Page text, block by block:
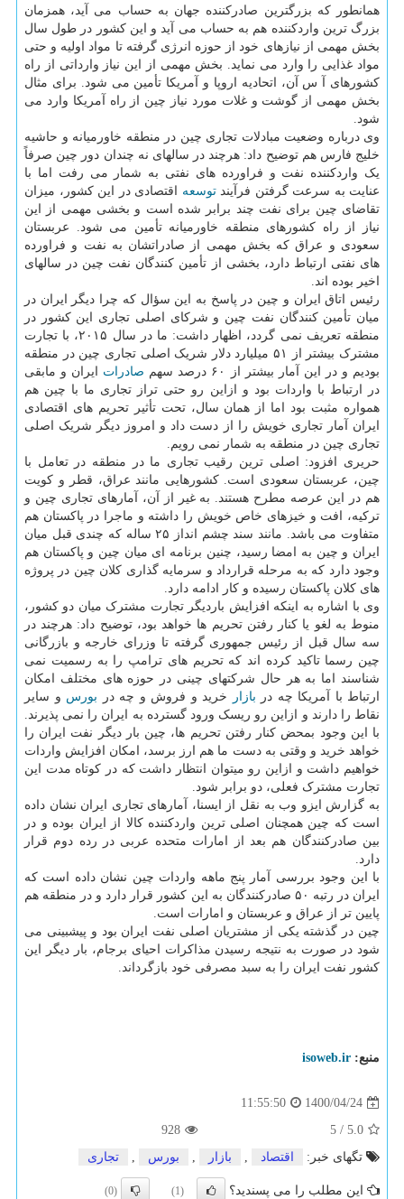
همانطور که بزرگترین صادرکننده جهان به حساب می آید، همزمان
بزرگ ترین واردکننده هم به حساب می آید و این کشور در طول سال
بخش مهمی از نیازهای خود از حوزه انرژی گرفته تا مواد اولیه و حتی
مواد غذایی را وارد می نماید. بخش مهمی از این نیاز وارداتی از راه
کشورهای آ س آن، اتحادیه اروپا و آمریکا تأمین می شود. برای مثال
بخش مهمی از گوشت و غلات مورد نیاز چین از راه آمریکا وارد می
شود.
وی درباره وضعیت مبادلات تجاری چین در منطقه خاورمیانه و حاشیه
خلیج فارس هم توضیح داد: هرچند در سالهای نه چندان دور چین صرفاً
یک واردکننده نفت و فراورده های نفتی به شمار می رفت اما با
عنایت به سرعت گرفتن فرآیندتوسعه اقتصادی در این کشور، میزان
تقاضای چین برای نفت چند برابر شده است و بخشی مهمی از این
نیاز از راه کشورهای منطقه خاورمیانه تأمین می شود. عربستان
سعودی و عراق که بخش مهمی از صادراتشان به نفت و فراورده
های نفتی ارتباط دارد، بخشی از تأمین کنندگان نفت چین در سالهای
اخیر بوده اند.
رئیس اتاق ایران و چین در پاسخ به این سؤال که چرا دیگر ایران در
میان تأمین کنندگان نفت چین و شرکای اصلی تجاری این کشور در
منطقه تعریف نمی گردد، اظهار داشت: ما در سال ۲۰۱۵، با تجارت
مشترک بیشتر از ۵۱ میلیارد دلار شریک اصلی تجاری چین در منطقه
بودیم و در این آمار بیشتر از ۶۰ درصد سهم
صادرات ایران و مابقی
در ارتباط با واردات بود و ازاین رو حتی تراز تجاری ما با چین هم
همواره مثبت بود اما از همان سال، تحت تأثیر تحریم های اقتصادی
ایران آمار تجاری خویش را از دست داد و امروز دیگر شریک اصلی
تجاری چین در منطقه به شمار نمی رویم.
حریری افزود: اصلی ترین رقیب تجاری ما در منطقه در تعامل با
چین، عربستان سعودی است. کشورهایی مانند عراق، قطر و کویت
هم در این عرصه مطرح هستند. به غیر از آن، آمارهای تجاری چین و
ترکیه، افت و خیزهای خاص خویش را داشته و ماجرا در پاکستان هم
متفاوت می باشد. مانند سند چشم انداز ۲۵ ساله که چندی قبل میان
ایران و چین به امضا رسید، چنین برنامه ای میان چین و پاکستان هم
وجود دارد که به مرحله قرارداد و سرمایه گذاری کلان چین در پروژه
های کلان پاکستان رسیده و کار ادامه دارد.
وی با اشاره به اینکه افزایش باردیگر تجارت مشترک میان دو کشور،
منوط به لغو یا کنار رفتن تحریم ها خواهد بود، توضیح داد: هرچند در
سه سال قبل از رئیس جمهوری گرفته تا وزرای خارجه و بازرگانی
چین رسما تاکید کرده اند که تحریم های ترامپ را به رسمیت نمی
شناسند اما به هر حال شرکتهای چینی در حوزه های مختلف امکان
ارتباط با آمریکا چه در بازار خرید و فروش و چه در بورس و سایر
نقاط را دارند و ازاین رو ریسک ورود گسترده به ایران را نمی پذیرند.
با این وجود بمحض کنار رفتن تحریم ها، چین بار دیگر نفت ایران را
خواهد خرید و وقتی به دست ما هم ارز برسد، امکان افزایش واردات
خواهیم داشت و ازاین رو میتوان انتظار داشت که در کوتاه مدت این
تجارت مشترک فعلی، دو برابر شود.
به گزارش ایزو وب به نقل از ایسنا، آمارهای تجاری ایران نشان داده
است که چین همچنان اصلی ترین واردکننده کالا از ایران بوده و در
بین صادرکنندگان هم بعد از امارات متحده عربی در رده دوم قرار
دارد.
با این وجود بررسی آمار پنج ماهه واردات چین نشان داده است که
ایران در رتبه ۵۰ صادرکنندگان به این کشور قرار دارد و در منطقه هم
پایین تر از عراق و عربستان و امارات است.
چین در گذشته یکی از مشتریان اصلی نفت ایران بود و پیشبینی می
شود در صورت به نتیجه رسیدن مذاکرات احیای برجام، بار دیگر این
کشور نفت ایران را به سبد مصرفی خود بازگرداند.
منبع: isoweb.ir
1400/04/24
11:55:50
5.0
/
5
928
تگهای خبر:
اقتصاد , بازار , بورس , تجاری
این مطلب را می پسندید؟ (1)
(0)